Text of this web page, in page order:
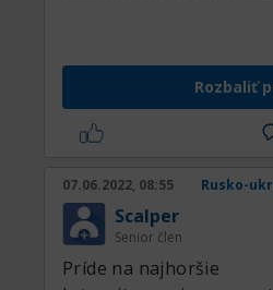
odchádza z ruského
Koalícia štátov, ktoré
neuvalila sankcie
kľúčovú banku
toto rozhodnutie bude
Zástupcovia členských
večer stretli na
pre energetiku v
Rozbaliť
07.06.2022, 08:55 Rusko-
Scalper
Senior člen
Príde na najhoršie